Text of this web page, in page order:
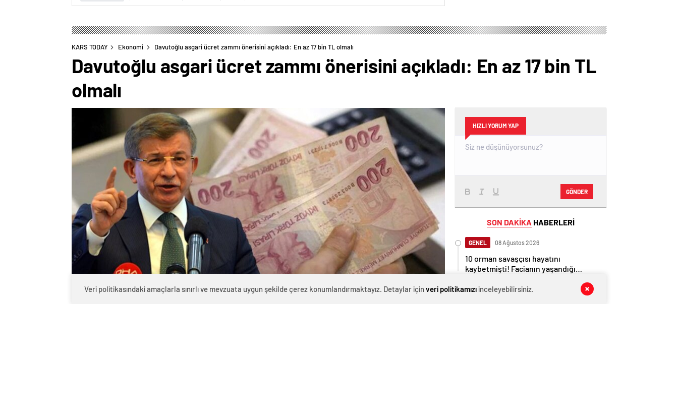
KARS TODAY Ekonomi Davutoğlu asgari ücret zammı önerisini açıkladı: En az 17 bin TL olmalı
Davutoğlu asgari ücret zammı önerisini açıkladı: En az 17 bin TL
olmalı
HIZLI YORUM YAP
GÖNDER
SON DAKİKA HABERLERİ
GENEL 08 Ağustos 2026
10 orman savaşçısı hayatını
kaybetmişti! Facianın yaşandığı
GENEL 08 Ağustos 2026
Veri politikasındaki amaçlarla sınırlı ve mevzuata uygun şekilde çerez konumlandırmaktayız. Detaylar için veri politikamızıinceleyebilirsiniz.